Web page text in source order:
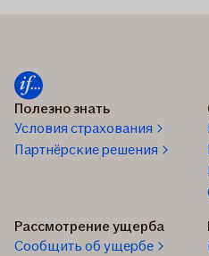
финансовую
поддержку
время
Полезно знать
Условия страхования
Партнёрские решения
Рассмотрение ущерба
Cообщить об ущербе